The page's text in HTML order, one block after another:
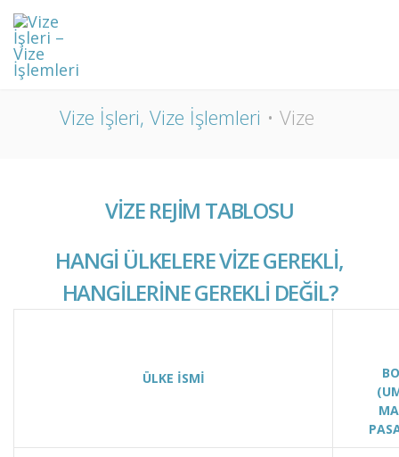
Vize İşleri, Vize İşlemleri Vize
VIZE REJIM TABLOSU
HANGI ÜLKELERE VIZE GEREKLI,
HANGILERINE GEREKLI DEĞIL?
ÜLKE İSMİ